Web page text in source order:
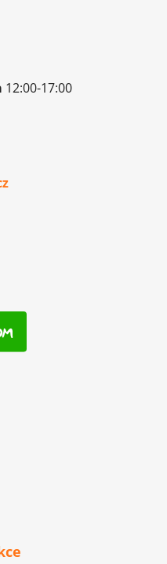
12:00-17:00